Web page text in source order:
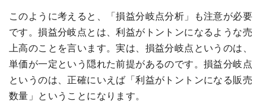
このように考えると、「損益分岐点分析」も注意が必要
です。損益分岐点とは、利益がトントンになるような売
上高のことを言います。実は、損益分岐点というのは、
単価が一定という隠れた前提があるのです。損益分岐点
というのは、正確にいえば「利益がトントンになる販売
数量」ということになります。